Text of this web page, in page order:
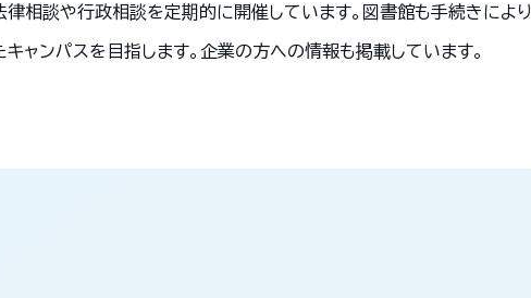
律相談や行政相談を定期的に開催しています。図書館も手続きにより
ャンパスを目指します。企業の方への情報も掲載しています。